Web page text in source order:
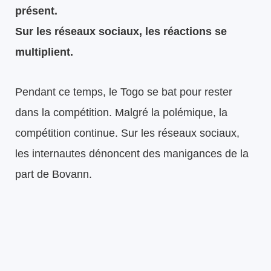
présent.
Sur les réseaux sociaux, les réactions se
multiplient.
Pendant ce temps, le Togo se bat pour rester
dans la compétition. Malgré la polémique, la
compétition continue. Sur les réseaux sociaux,
les internautes dénoncent des manigances de la
part de Bovann.